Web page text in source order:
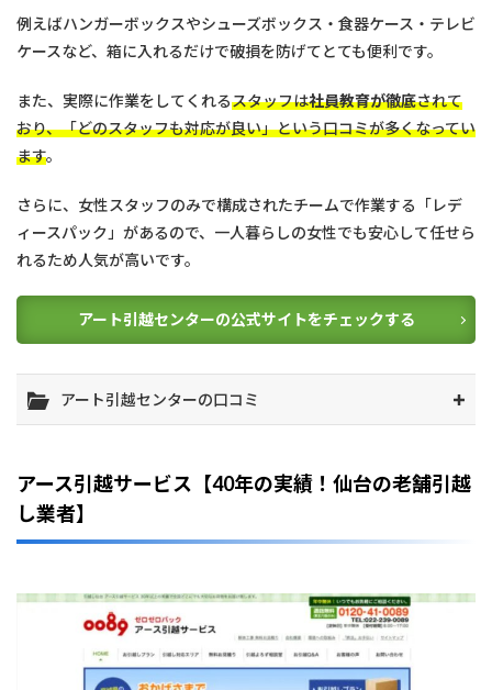
例えばハンガーボックスやシューズボックス・食器ケース・テレビ
ケースなど、箱に入れるだけで破損を防げてとても便利です。
また、実際に作業をしてくれるスタッフは社員教育が徹底されて
おり、「どのスタッフも対応が良い」という口コミが多くなってい
ます。
さらに、女性スタッフのみで構成されたチームで作業する「レデ
ィースパック」があるので、一人暮らしの女性でも安心して任せら
れるため人気が高いです。
アート引越センターの公式サイトをチェックする
アート引越センターの口コミ
アース引越サービス【40年の実績！仙台の老舗引越
し業者】